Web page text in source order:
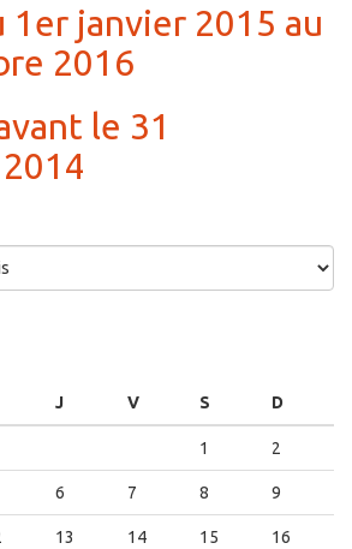
janvier 2015 au
2016
le 31
J V S D
1 2
6 7 8 9
13 14 15 16